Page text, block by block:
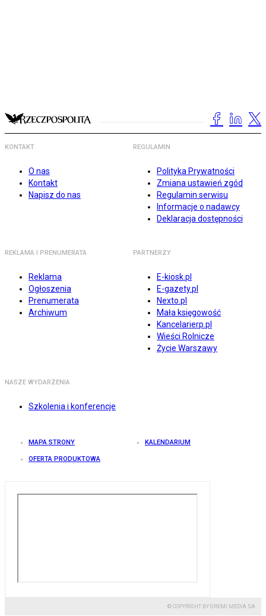
KONTAKT
O nas
Kontakt
Napisz do nas
REGULAMIN
Polityka Prywatności
Zmiana ustawień zgód
Regulamin serwisu
Informacje o nadawcy
Deklaracja dostępności
REKLAMA I PRENUMERATA
Reklama
Ogłoszenia
Prenumerata
Archiwum
PARTNERZY
E-kiosk.pl
E-gazety.pl
Nexto.pl
Mała księgowość
Kancelarierp.pl
Wieści Rolnicze
Życie Warszawy
NASZE WYDARZENIA
Szkolenia i konferencje
MAPA STRONY KALENDARIUM
OFERTA PRODUKTOWA
© COPYRIGHT BY GREMI MEDIA SA